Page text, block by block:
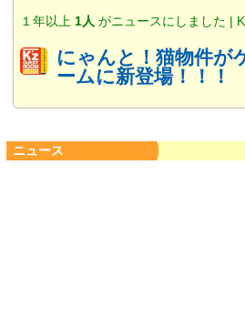
１年以上 1人 がニュースにしました |
にゃんと！猫物件が
ームに新登場！！！
ニュース